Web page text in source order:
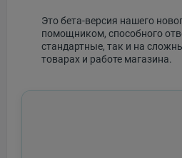
Это бета-версия нашего
помощником, способного
стандартные, так и на
товарах и работе магазина.